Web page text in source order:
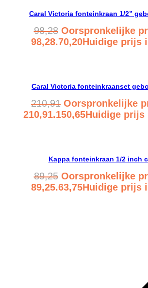
Caral Victoria fonteinkraan 1/2”
98,28 Oorspronkelijke
98,28.70,20Huidige prijs
Caral Victoria fonteinkraanset
210,91 Oorspronkelijke
210,91.150,65Huidige prijs
Kappa fonteinkraan 1/2 inch
89,25 Oorspronkelijke
89,25.63,75Huidige prijs